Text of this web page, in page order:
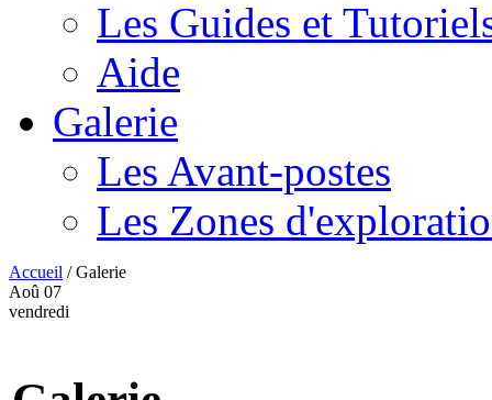
Les Guides et
Aide
Galerie
Les Avant-postes
Les Zones
Accueil /Galerie
Aoû 07
vendredi